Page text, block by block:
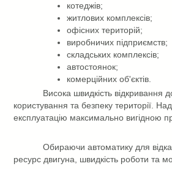
котеджів;
житлових комплексів;
офісних територій;
виробничих підприємств;
складських комплексів;
автостоянок;
комерційних об'єктів.
Висока швидкість відкривання
користування та безпеку території.
експлуатацію максимально вигідною
Обираючи автоматику для
ресурс двигуна, швидкість роботи та